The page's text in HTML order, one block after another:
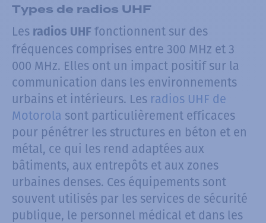
Types de radios UHF
Les radios UHF fonctionnent sur des
fréquences comprises entre 300 MHz et 3
000 MHz. Elles ont un impact positif sur la
communication dans les environnements
urbains et intérieurs. Les radios UHF de
Motorola sont particulièrement efficaces
pour pénétrer les structures en béton et en
métal, ce qui les rend adaptées aux
bâtiments, aux entrepôts et aux zones
urbaines denses. Ces équipements sont
souvent utilisés par les services de sécurité
publique, le personnel médical et dans les